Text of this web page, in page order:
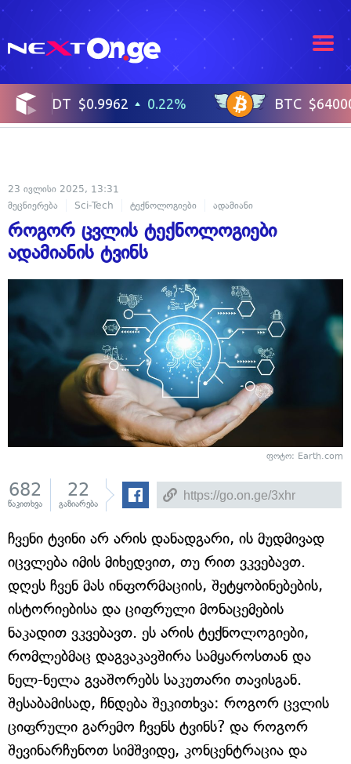
23 ივლისი 2025, 13:31
მეცნიერება
Sci-Tech ტექნოლოგიები ადამიანი
როგორ ცვლის ტექნოლოგიები
ადამიანის ტვინს
ფოტო: Earth.com
682
წაკითხვა
22
გაზიარება
ჩვენი ტვინი არ არის დანადგარი, ის მუდმივად
იცვლება იმის მიხედვით, თუ რით ვკვებავთ.
დღეს ჩვენ მას ინფორმაციის, შეტყობინებების,
ისტორიებისა და ციფრული მონაცემების
ნაკადით ვკვებავთ. ეს არის ტექნოლოგიები,
რომლებმაც დაგვაკავშირა სამყაროსთან და
ნელ-ნელა გვაშორებს საკუთარი თავისგან.
შესაბამისად, ჩნდება შეკითხვა: როგორ ცვლის
ციფრული გარემო ჩვენს ტვინს? და როგორ
შევინარჩუნოთ სიმშვიდე, კონცენტრაცია და